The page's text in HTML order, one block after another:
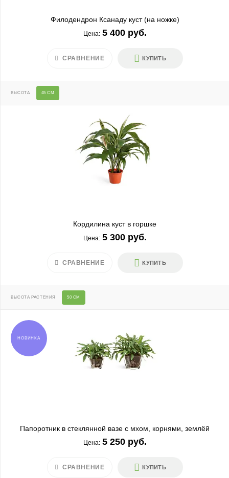
Филодендрон Ксанаду куст (на ножке)
Цена: 5 400 руб.
КУПИТЬ
СРАВНЕНИЕ
ВЫСОТА 45 СМ
Кордилина куст в горшке
Цена: 5 300 руб.
КУПИТЬ
СРАВНЕНИЕ
ВЫСОТА РАСТЕНИЯ 50 СМ
НОВИНКА
Папоротник в стеклянной вазе с мхом, корнями, землёй
Цена: 5 250 руб.
КУПИТЬ
СРАВНЕНИЕ